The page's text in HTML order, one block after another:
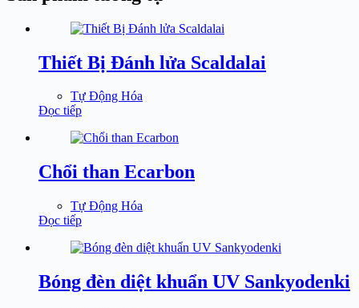
Thiết Bị Đánh lửa Scaldalai
Tự Động Hóa
Đọc tiếp
Chổi than Ecarbon
Tự Động Hóa
Đọc tiếp
Bóng đèn diệt khuẩn UV Sankyodenki